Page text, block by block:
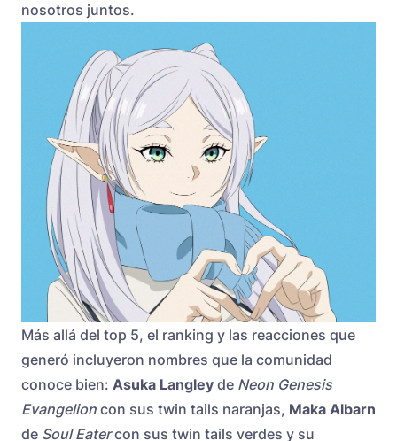
nosotros juntos.
Más allá del top 5, el ranking y las reacciones que
generó incluyeron nombres que la comunidad
conoce bien: Asuka Langley de Neon Genesis
Evangelion con sus twin tails naranjas, Maka Albarn
de Soul Eatercon sus twin tails verdes y su